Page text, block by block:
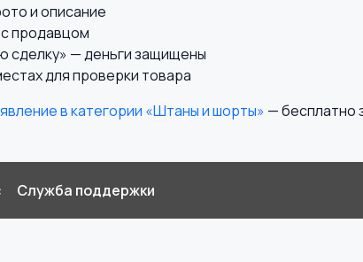
и описание
продавцом
сделку» — деньги защищены
для проверки товара
в категории «Штаны и шорты» — бесплатно
Служба поддержки